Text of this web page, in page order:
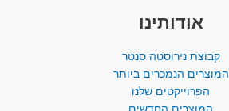
אודותינו
קבוצת נירוסטה סנטר
המוצרים הנמכרים ביותר​
הפרוייקטים שלנו
המוצרים החדשים